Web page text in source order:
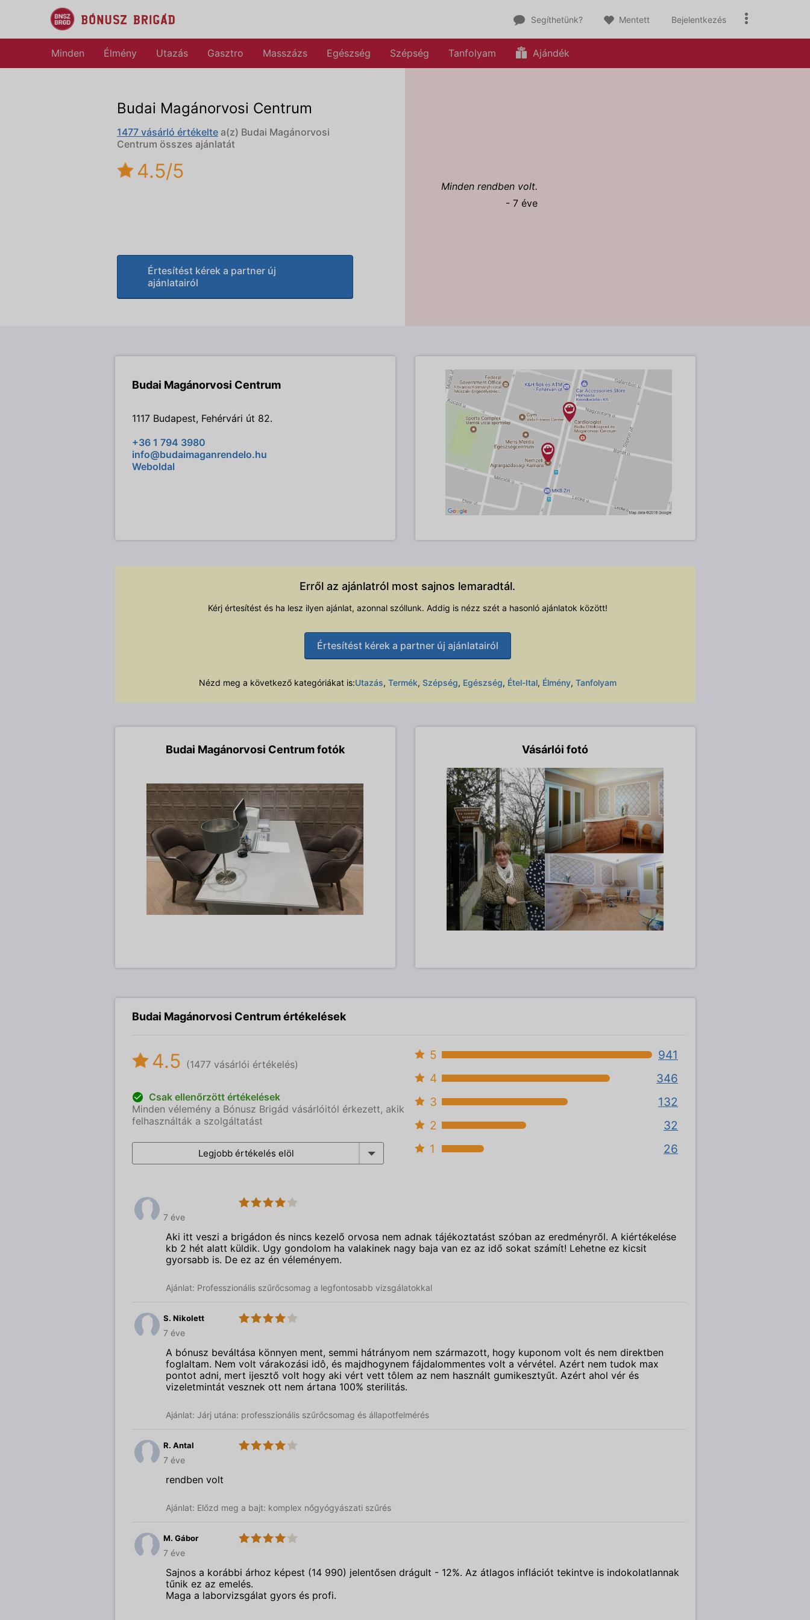
Segíthetünk? Mentett Bejelentkezés
Minden Élmény Utazás Gasztro Masszázs Egészség Szépség Tanfolyam Ajándék
Budai Magánorvosi Centrum
1477 vásárló értékelte a(z) Budai Magánorvosi
Centrum összes ajánlatát
4.5/5
Értesítést kérek a partner új
ajánlatairól
Minden rendben volt.
- 7 éve
Budai Magánorvosi Centrum
1117 Budapest, Fehérvári út 82.
+36 1 794 3980
info@budaimaganrendelo.hu
Weboldal
Erről az ajánlatról most sajnos lemaradtál.
Kérj értesítést és ha lesz ilyen ajánlat, azonnal szóllunk. Addig is nézz szét a hasonló ajánlatok között!
Értesítést kérek a partner új ajánlatairól
Nézd meg a következő kategóriákat is:Utazás, Termék, Szépség, Egészség, Étel-Ital, Élmény, Tanfolyam
Budai Magánorvosi Centrum fotók Vásárlói fotó
Budai Magánorvosi Centrum értékelések
4.5 (1477 vásárlói értékelés)
Csak ellenőrzött értékelések
Minden vélemény a Bónusz Brigád vásárlóitól érkezett, akik
felhasználták a szolgáltatást
Legjobb értékelés elöl
5
941
4
346
3
132
2
32
1
26
Magánorvosi
Centrum
4.0
7 éve
Aki itt veszi a brigádon és nincs kezelő orvosa nem adnak tájékoztatást szóban az eredményről. A kiértékelése
kb 2 hét alatt küldik. Ugy gondolom ha valakinek nagy baja van ez az idő sokat számít! Lehetne ez kicsit
gyorsabb is. De ez az én véleményem.
Ajánlat: Professzionális szűrőcsomag a legfontosabb vizsgálatokkal
S. Nikolett
4.0
7 éve
A bónusz beváltása könnyen ment, semmi hátrányom nem származott, hogy kuponom volt és nem direktben
foglaltam. Nem volt várakozási idô, és majdhogynem fájdalommentes volt a vérvétel. Azért nem tudok max
pontot adni, mert ijesztő volt hogy aki vért vett tôlem az nem használt gumikesztyűt. Azért ahol vér és
vizeletmintát vesznek ott nem ártana 100% sterilitás.
Ajánlat: Járj utána: professzionális szűrőcsomag és állapotfelmérés
R. Antal
4.0
7 éve
rendben volt
Ajánlat: Előzd meg a bajt: komplex nőgyógyászati szűrés
M. Gábor
4.0
7 éve
Sajnos a korábbi árhoz képest (14 990) jelentősen drágult - 12%. Az átlagos inflációt tekintve is indokolatlannak
tűnik ez az emelés.
Maga a laborvizsgálat gyors és profi.